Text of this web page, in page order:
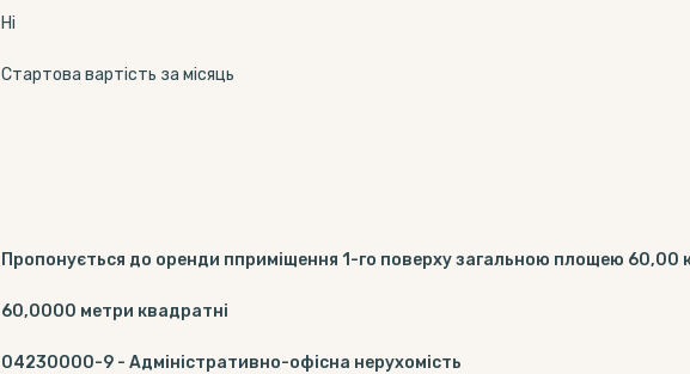
Ні
Стартова вартість за місяць
Пропонується до оренди пприміщення 1-го поверху загальною площею 60,00
60,0000 метри квадратні
04230000-9 - Адміністративно-офісна нерухомість